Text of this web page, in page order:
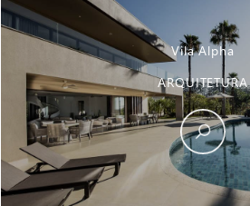
Vila Alpha
ARQUITETURA